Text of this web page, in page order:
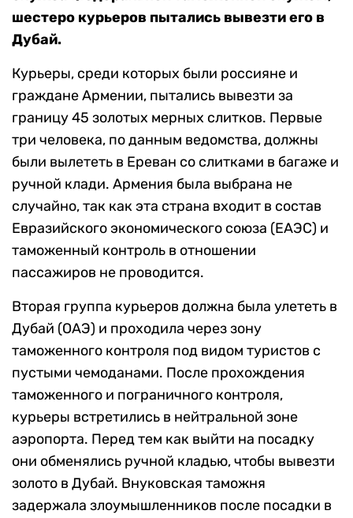
шестеро курьеров пытались вывезти его в
Дубай.
Курьеры, среди которых были россияне и
граждане Армении, пытались вывезти за
границу 45 золотых мерных слитков. Первые
три человека, по данным ведомства, должны
были вылететь в Ереван со слитками в багаже и
ручной клади. Армения была выбрана не
случайно, так как эта страна входит в состав
Евразийского экономического союза (ЕАЭС) и
таможенный контроль в отношении
пассажиров не проводится.
Вторая группа курьеров должна была улететь в
Дубай (ОАЭ) и проходила через зону
таможенного контроля под видом туристов с
пустыми чемоданами. После прохождения
таможенного и пограничного контроля,
курьеры встретились в нейтральной зоне
аэропорта. Перед тем как выйти на посадку
они обменялись ручной кладью, чтобы вывезти
золото в Дубай. Внуковская таможня
задержала злоумышленников после посадки в